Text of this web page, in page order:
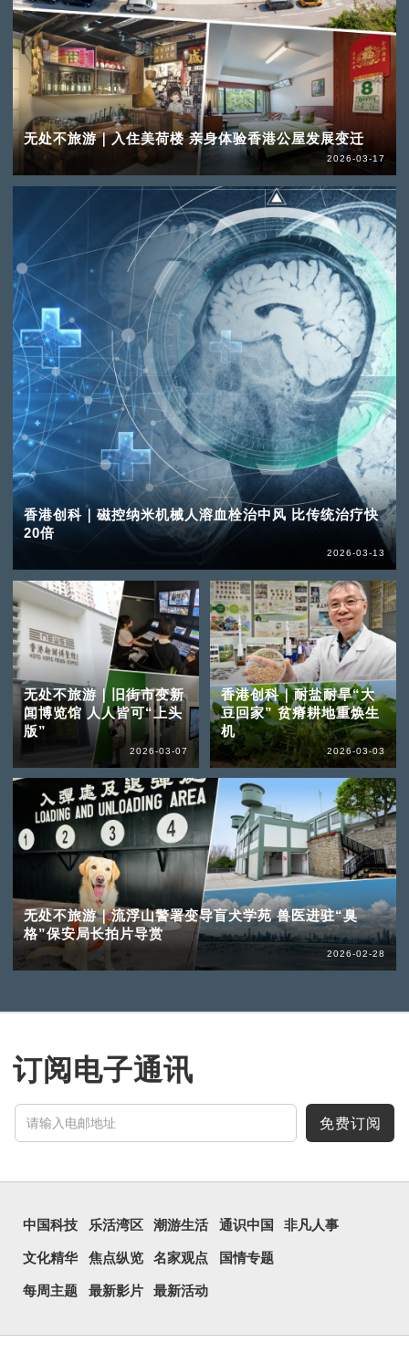
无处不旅游｜入住美荷楼 亲身体验香港公屋发展变迁
2026-03-17
香港创科｜磁控纳米机械人溶血栓治中风 比传统治疗快
20倍
2026-03-13
无处不旅游｜旧街市变新
闻博览馆 人人皆可“上头
版”
2026-03-07
香港创科｜耐盐耐旱“大
豆回家” 贫瘠耕地重焕生
机
2026-03-03
无处不旅游｜流浮山警署变导盲犬学苑 兽医进驻“臭
格”保安局长拍片导赏
2026-02-28
订阅电子通讯
免费订阅
中国科技 乐活湾区 潮游生活 通识中国 非凡人事
文化精华 焦点纵览 名家观点 国情专题
每周主题 最新影片 最新活动